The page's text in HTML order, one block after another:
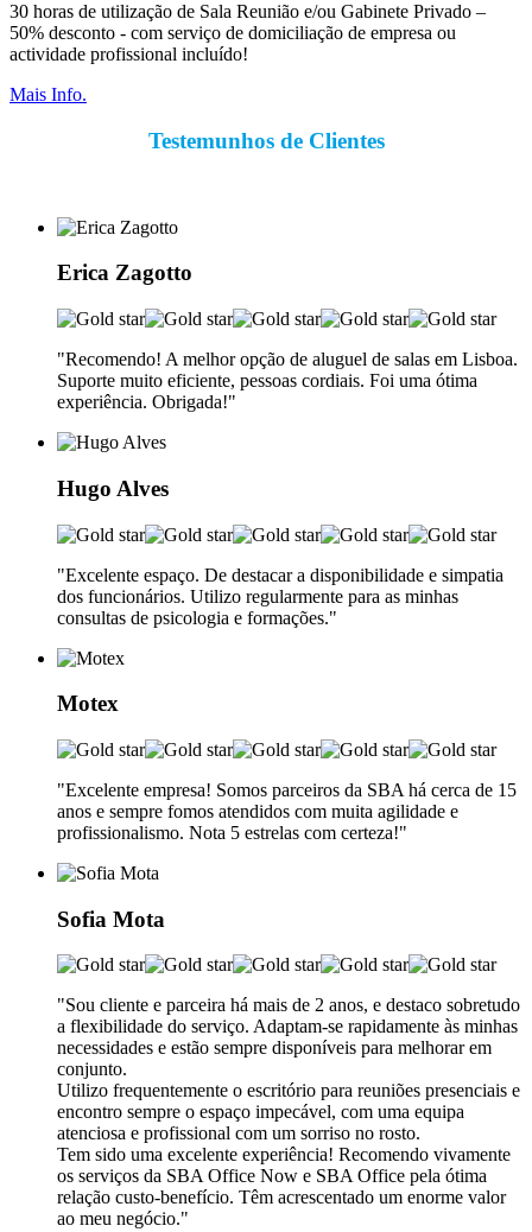
30 horas de utilização de Sala Reunião e/ou Gabinete Privado –
50% desconto - com serviço de domiciliação de empresa ou
actividade profissional incluído!
Mais Info.
Testemunhos de Clientes
Erica Zagotto
"Recomendo! A melhor opção de aluguel de salas em Lisboa.
Suporte muito eficiente, pessoas cordiais. Foi uma ótima
experiência. Obrigada!"
Hugo Alves
"Excelente espaço. De destacar a disponibilidade e simpatia
dos funcionários. Utilizo regularmente para as minhas
consultas de psicologia e formações."
Motex
"Excelente empresa! Somos parceiros da SBA há cerca de 15
anos e sempre fomos atendidos com muita agilidade e
profissionalismo. Nota 5 estrelas com certeza!"
Sofia Mota
"Sou cliente e parceira há mais de 2 anos, e destaco sobretudo
a flexibilidade do serviço. Adaptam-se rapidamente às minhas
necessidades e estão sempre disponíveis para melhorar em
conjunto.
Utilizo frequentemente o escritório para reuniões presenciais e
encontro sempre o espaço impecável, com uma equipa
atenciosa e profissional com um sorriso no rosto.
Tem sido uma excelente experiência! Recomendo vivamente
os serviços da SBA Office Now e SBA Office pela ótima
relação custo-benefício. Têm acrescentado um enorme valor
ao meu negócio."